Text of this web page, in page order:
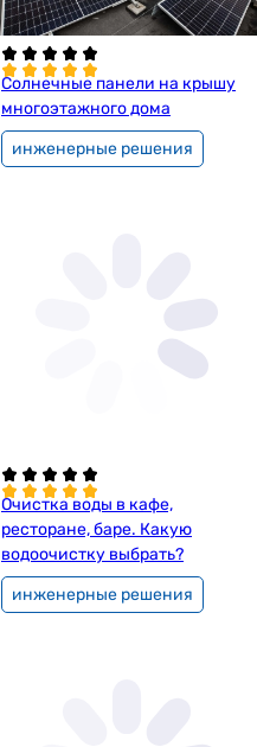
Солнечные панели на крышу
многоэтажного дома
инженерные решения
Очистка воды в кафе,
ресторане, баре. Какую
водоочистку выбрать?
инженерные решения